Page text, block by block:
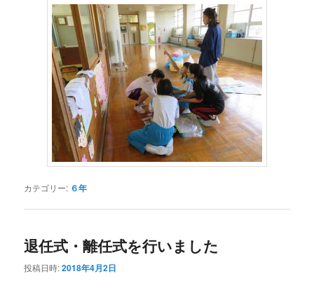
カテゴリー: ６年
退任式・離任式を行いました
投稿日時:2018年4月2日